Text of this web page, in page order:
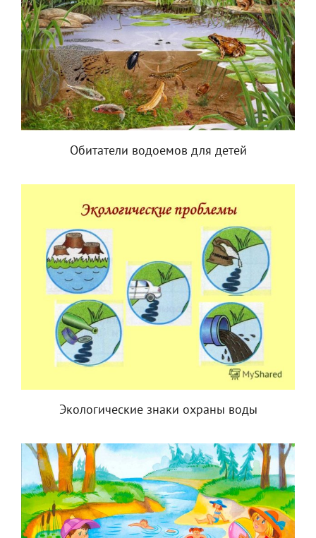
Обитатели водоемов для детей
Экологические знаки охраны воды